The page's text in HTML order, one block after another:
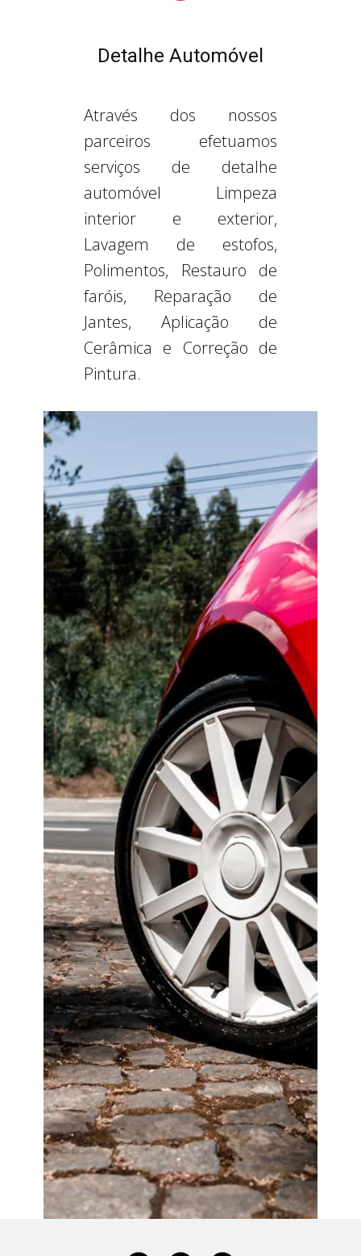
Detalhe Automóvel
Através dos nossos
parceiros efetuamos
serviços de detalhe
automóvel Limpeza
interior e exterior,
Lavagem de estofos,
Polimentos, Restauro de
faróis, Reparação de
Jantes, Aplicação de
Cerâmica e Correção de
Pintura.